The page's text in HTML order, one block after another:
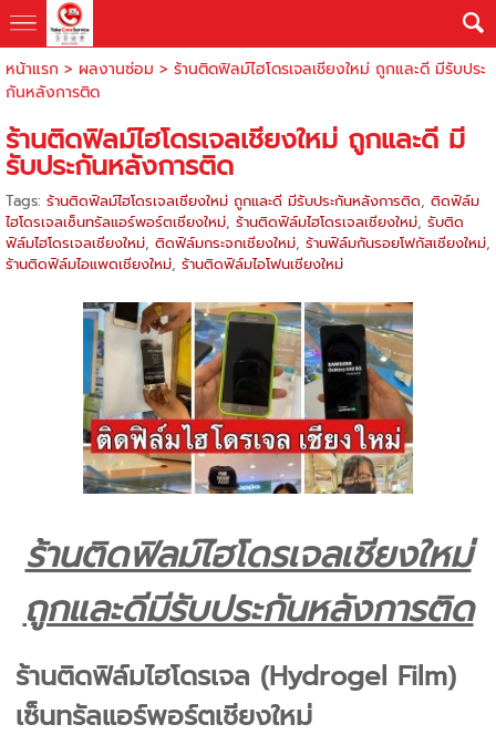
หน้าแรก > ผลงานซ่อม > ร้านติดฟิลม์ไฮโดรเจลเชียงใหม่ ถูกและดี มีรับประ
กันหลังการติด
ร้านติดฟิลม์ไฮโดรเจลเชียงใหม่ ถูกและดี มี
รับประกันหลังการติด
Tags: ร้านติดฟิลม์ไฮโดรเจลเชียงใหม่ ถูกและดี มีรับประกันหลังการติด, ติดฟิล์ม
ไฮโดรเจลเซ็นทรัลแอร์พอร์ตเชียงใหม่, ร้านติดฟิล์มไฮโดรเจลเชียงใหม่, รับติด
ฟิล์มไฮโดรเจลเชียงใหม่, ติดฟิล์มกระจกเชียงใหม่, ร้านฟิล์มกันรอยโฟกัสเชียงใหม่,
ร้านติดฟิล์มไอแพดเชียงใหม่, ร้านติดฟิล์มไอโฟนเชียงใหม่
ร้านติดฟิลม์ไฮโดรเจลเชียงใหม่
ถูกและดีมีรับประกันหลังการติด
ร้านติดฟิล์มไฮโดรเจล (Hydrogel Film)
เซ็นทรัลแอร์พอร์ตเชียงใหม่